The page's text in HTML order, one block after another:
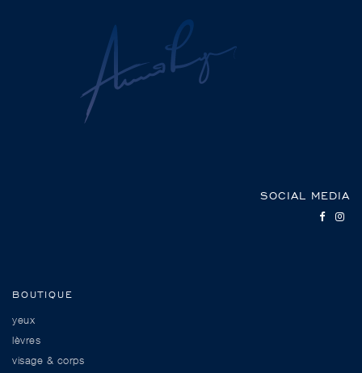
SOCIAL MEDIA
BOUTIQUE
yeux
lèvres
visage & corps